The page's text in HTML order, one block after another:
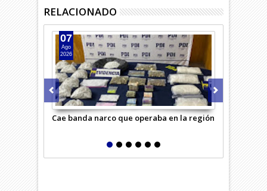
RELACIONADO
Cae banda narco que operaba en la región
07
Ago
2026